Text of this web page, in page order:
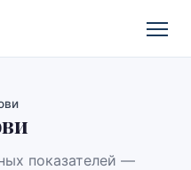
показателей —